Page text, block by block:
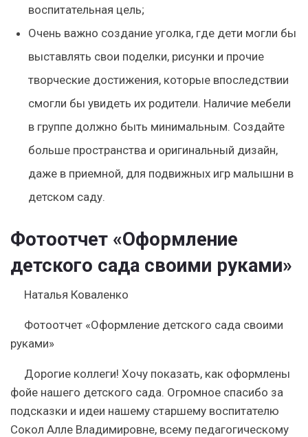
воспитательная цель;
Очень важно создание уголка, где дети могли бы
выставлять свои поделки, рисунки и прочие
творческие достижения, которые впоследствии
смогли бы увидеть их родители. Наличие мебели
в группе должно быть минимальным. Создайте
больше пространства и оригинальный дизайн,
даже в приемной, для подвижных игр малышни в
детском саду.
Фотоотчет «Оформление
детского сада своими руками»
Наталья Коваленко
Фотоотчет «Оформление детского сада своими
руками»
Дорогие коллеги! Хочу показать, как оформлены
фойе нашего детского сада. Огромное спасибо за
подсказки и идеи нашему старшему воспитателю
Сокол Алле Владимировне, всему педагогическому